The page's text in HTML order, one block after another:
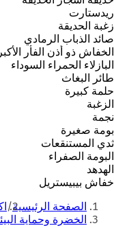
ريدستارت
زغبة الحديقة
صائد الذباب الرمادي
الخفاش ذو أذن الفأر الأكبر
البازلاء الحمراء السوداء
طائر البغاث
حلمة كبيرة
الزغبة
نجمة
بومة صغيرة
ثدي المستنقعات
البومة الصفراء
الهدهد
خفاش بيبيستريل
أنت
هنا
الصفحة الرئيسية
الخضرة وحماية